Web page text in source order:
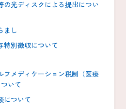
の光ディスクによる提出につい
まし
特別徴収について
フメディケーション税制（医療
いて
について